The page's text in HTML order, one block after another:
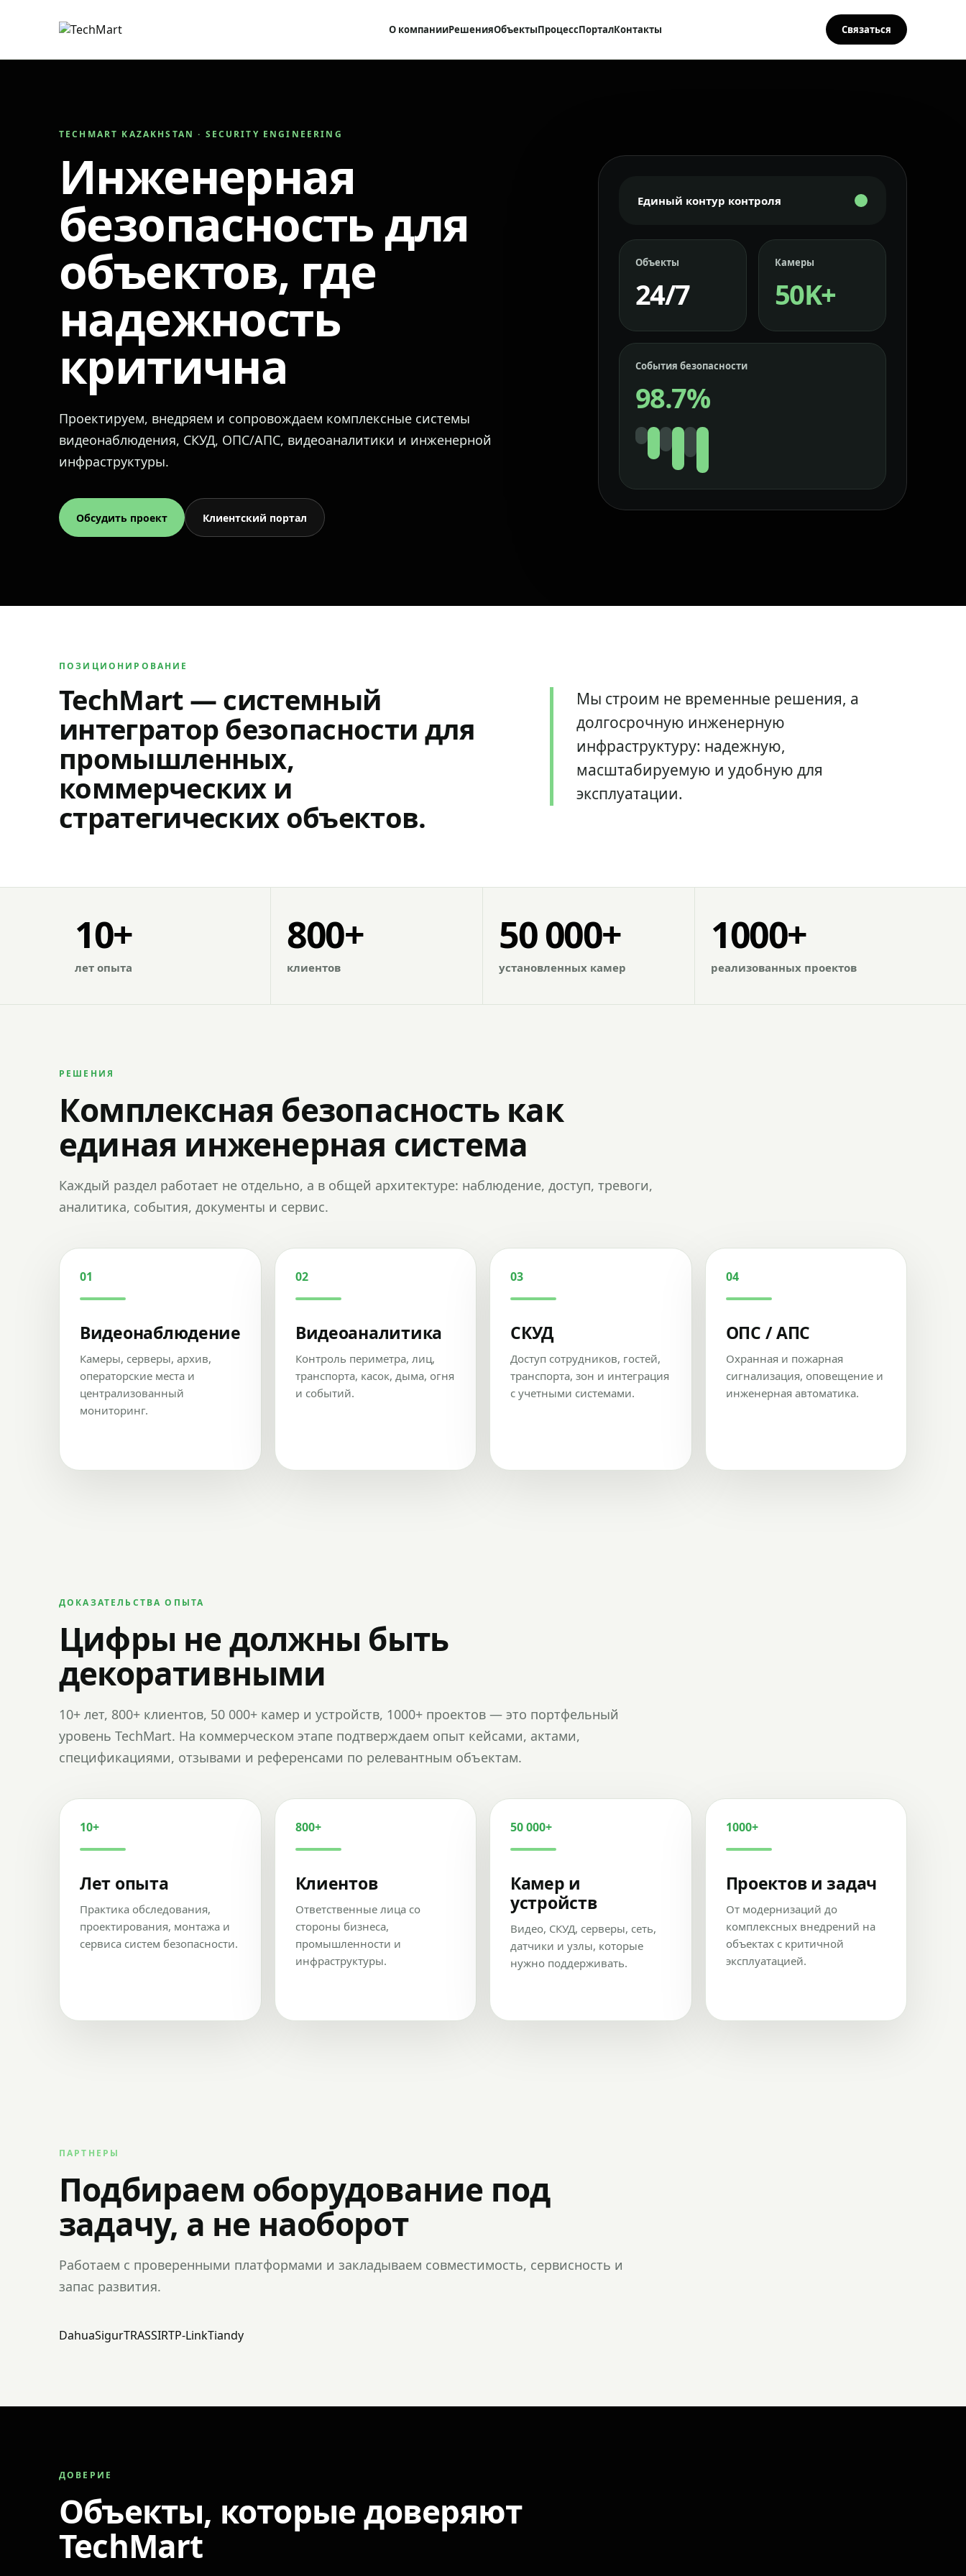
О компанииРешенияОбъектыПроцессПорталКонтакты Связаться
TECHMART KAZAKHSTAN · SECURITY ENGINEERING
Инженерная
безопасность для
объектов, где
надежность
критична
Проектируем, внедряем и сопровождаем комплексные системы
видеонаблюдения, СКУД, ОПС/АПС, видеоаналитики и инженерной
инфраструктуры.
Обсудить проект Клиентский портал
Единый контур контроля
Объекты
24/7
Камеры
50K+
События безопасности
98.7%
ПОЗИЦИОНИРОВАНИЕ
TechMart — системный
интегратор безопасности для
промышленных,
коммерческих и
стратегических объектов.
Мы строим не временные решения, а
долгосрочную инженерную
инфраструктуру: надежную,
масштабируемую и удобную для
эксплуатации.
10+
лет опыта
800+
клиентов
50 000+
установленных камер
1000+
реализованных проектов
РЕШЕНИЯ
Комплексная безопасность как
единая инженерная система
Каждый раздел работает не отдельно, а в общей архитектуре: наблюдение, доступ, тревоги,
аналитика, события, документы и сервис.
01
Видеонаблюдение
Камеры, серверы, архив,
операторские места и
централизованный
мониторинг.
02
Видеоаналитика
Контроль периметра, лиц,
транспорта, касок, дыма, огня
и событий.
03
СКУД
Доступ сотрудников, гостей,
транспорта, зон и интеграция
с учетными системами.
04
ОПС / АПС
Охранная и пожарная
сигнализация, оповещение и
инженерная автоматика.
ДОКАЗАТЕЛЬСТВА ОПЫТА
Цифры не должны быть
декоративными
10+ лет, 800+ клиентов, 50 000+ камер и устройств, 1000+ проектов — это портфельный
уровень TechMart. На коммерческом этапе подтверждаем опыт кейсами, актами,
спецификациями, отзывами и референсами по релевантным объектам.
10+
Лет опыта
Практика обследования,
проектирования, монтажа и
сервиса систем безопасности.
800+
Клиентов
Ответственные лица со
стороны бизнеса,
промышленности и
инфраструктуры.
50 000+
Камер и
устройств
Видео, СКУД, серверы, сеть,
датчики и узлы, которые
нужно поддерживать.
1000+
Проектов и задач
От модернизаций до
комплексных внедрений на
объектах с критичной
эксплуатацией.
ПАРТНЕРЫ
Подбираем оборудование под
задачу, а не наоборот
Работаем с проверенными платформами и закладываем совместимость, сервисность и
запас развития.
DahuaSigurTRASSIRTP-LinkTiandy
ДОВЕРИЕ
Объекты, которые доверяют
TechMart